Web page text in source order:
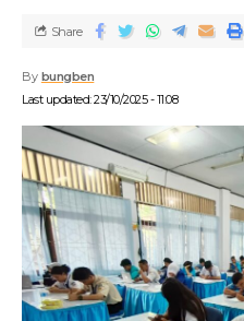
Last updated: 23/10/2025 - 11:08
By bungben
Share